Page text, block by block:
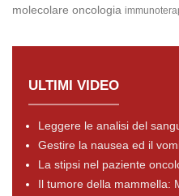
molecolare oncologia
ULTIMI VIDEO
Leggere le analisi del
Gestire la nausea ed il
La stipsi nel paziente
Il tumore della mammella: